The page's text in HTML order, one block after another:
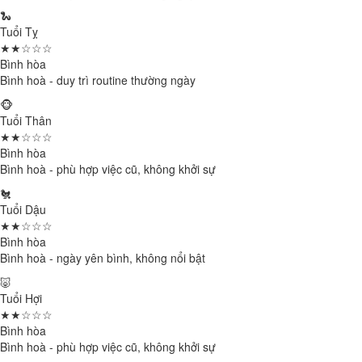
🐍
Tuổi Tỵ
★★☆☆☆
Bình hòa
Bình hoà - duy trì routine thường ngày
🐵
Tuổi Thân
★★☆☆☆
Bình hòa
Bình hoà - phù hợp việc cũ, không khởi sự
🐔
Tuổi Dậu
★★☆☆☆
Bình hòa
Bình hoà - ngày yên bình, không nổi bật
🐷
Tuổi Hợi
★★☆☆☆
Bình hòa
Bình hoà - phù hợp việc cũ, không khởi sự